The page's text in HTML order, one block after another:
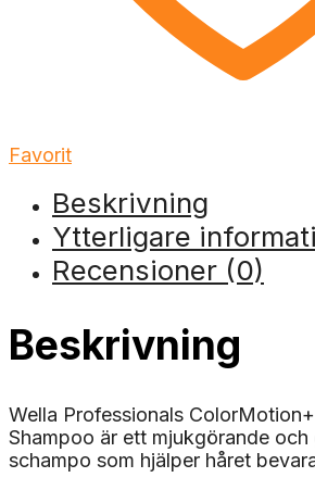
Favorit
Beskrivning
Ytterligare
Recensioner (0)
Beskrivning
Wella Professionals
Shampoo är ett mjukgörande och
schampo som hjälper håret